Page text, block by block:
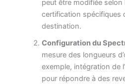
peut être modifiée
certification spécifiques
destination.
Configuration du
mesure des longueurs
exemple, intégration de
pour répondre à des